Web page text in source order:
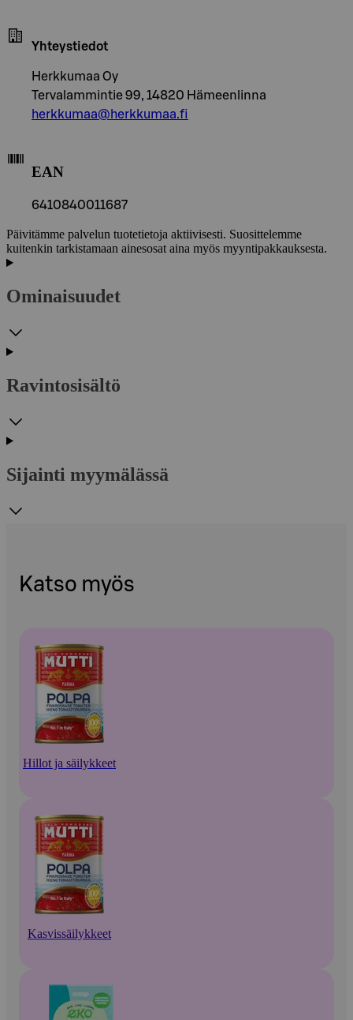
Yhteystiedot
Herkkumaa Oy
Tervalammintie 99, 14820 Hämeenlinna
herkkumaa@herkkumaa.fi
EAN
6410840011687
Päivitämme palvelun tuotetietoja aktiivisesti. Suosittelemme
kuitenkin tarkistamaan ainesosat aina myös myyntipakkauksesta.
Ominaisuudet
Ravintosisältö
Sijainti myymälässä
Katso myös
Hillot ja säilykkeet
Kasvissäilykkeet